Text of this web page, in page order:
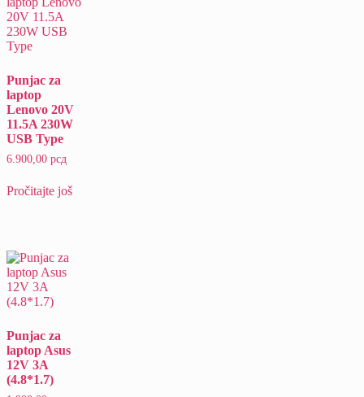
Punjac za
laptop
Lenovo 20V
11.5A 230W
USB Type
6.900,00 рсд
Pročitajte još
Punjac za
laptop Asus
12V 3A
(4.8*1.7)